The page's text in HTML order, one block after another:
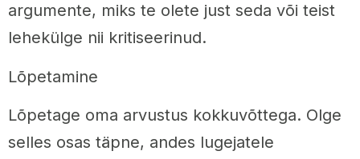
argumente, miks te olete just seda või teist
lehekülge nii kritiseerinud.
Lõpetamine
Lõpetage oma arvustus kokkuvõttega. Olge
selles osas täpne, andes lugejatele